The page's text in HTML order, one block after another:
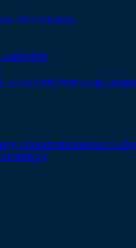
отбеливания
установок
стоматологического